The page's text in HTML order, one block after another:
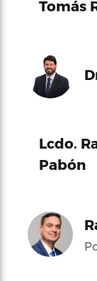
Tomás
Lcdo.
Pabón